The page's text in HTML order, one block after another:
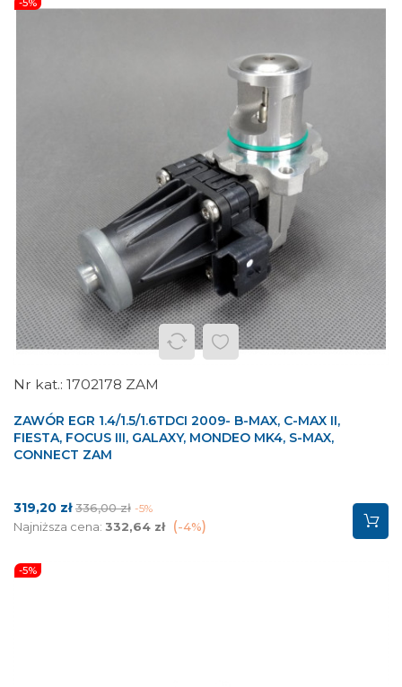
-5%
1702178 ZAM
ZAWÓR EGR 1.4/1.5/1.6TDCI 2009- B-MAX, C-MAX II,
FIESTA, FOCUS III, GALAXY, MONDEO MK4, S-MAX,
CONNECT ZAM
Cena
319,20 zł Cena
podstawowa
336,00 zł -5%
Najniższa cena: 332,64 zł -4%
-5%